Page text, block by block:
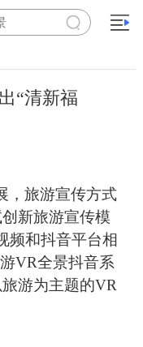
“清新福
，旅游宣传方式
新旅游宣传模
频和抖音平台相
VR全景抖音系
游为主题的VR